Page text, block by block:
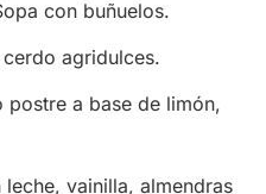
con buñuelos.
agridulces.
postre a base de limón,
vainilla, almendras